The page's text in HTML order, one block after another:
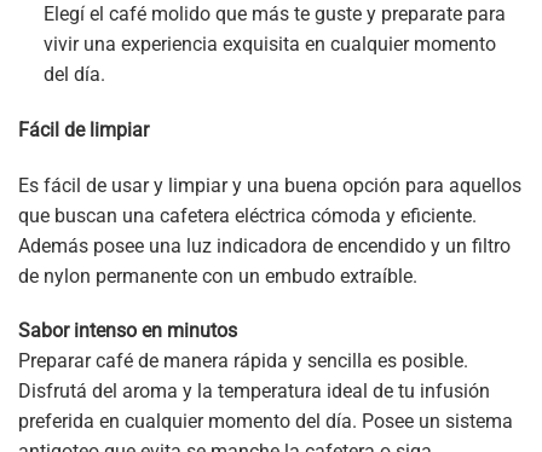
Elegí el café molido que más te guste y preparate para
vivir una experiencia exquisita en cualquier momento
del día.
Fácil de limpiar
Es fácil de usar y limpiar y una buena opción para aquellos
que buscan una cafetera eléctrica cómoda y eficiente.
Además posee una luz indicadora de encendido y un filtro
de nylon permanente con un embudo extraíble.
Sabor intenso en minutos
Preparar café de manera rápida y sencilla es posible.
Disfrutá del aroma y la temperatura ideal de tu infusión
preferida en cualquier momento del día. Posee un sistema